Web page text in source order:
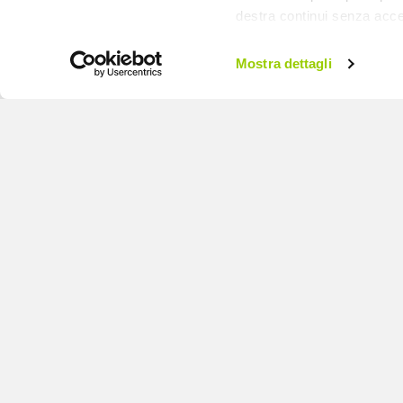
destra continui senza
Mostra dettagli